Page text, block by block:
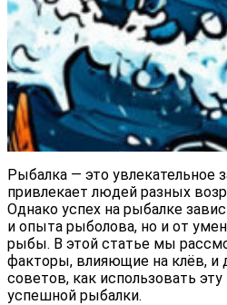
Рыбалка — это увлекательное
привлекает людей разных
Однако успех на рыбалке
и опыта рыболова, но и от
рыбы. В этой статье мы
факторы, влияющие на клёв, и
советов, как использовать
успешной рыбалки.